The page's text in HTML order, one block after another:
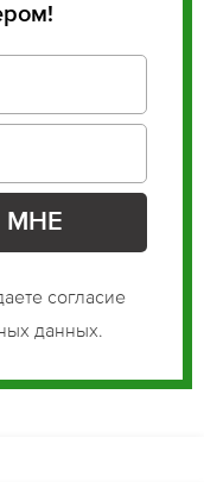
согласие
данных.